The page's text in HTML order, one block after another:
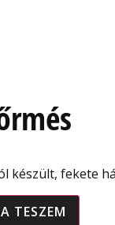
készült, fekete
TESZEM